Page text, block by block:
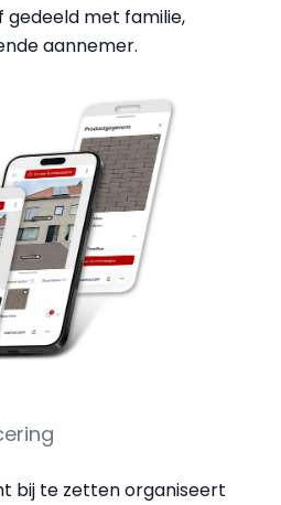
gedeeld met familie,
aannemer.
bij te zetten organiseert